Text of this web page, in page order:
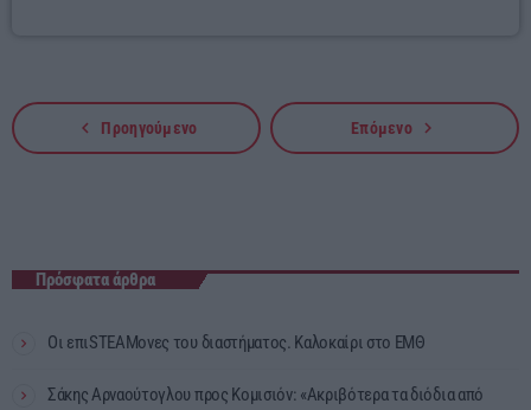
navigate_before Προηγούμενο Επόμενο navigate_next
Πρόσφατα άρθρα
Οι επιSTEAMονες του διαστήματος. Καλοκαίρι στο ΕΜΘ
Σάκης Αρναούτογλου προς Κομισιόν: «Ακριβότερα τα διόδια από